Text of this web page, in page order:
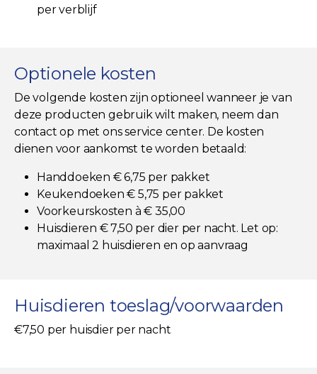
per verblijf
Optionele kosten
De volgende kosten zijn optioneel wanneer je van
deze producten gebruik wilt maken, neem dan
contact op met ons service center. De kosten
dienen voor aankomst te worden betaald:
Handdoeken € 6,75 per pakket
Keukendoeken € 5,75 per pakket
Voorkeurskosten à € 35,00
Huisdieren € 7,50 per dier per nacht. Let op:
maximaal 2 huisdieren en op aanvraag
Huisdieren toeslag/voorwaarden
€7,50 per huisdier per nacht